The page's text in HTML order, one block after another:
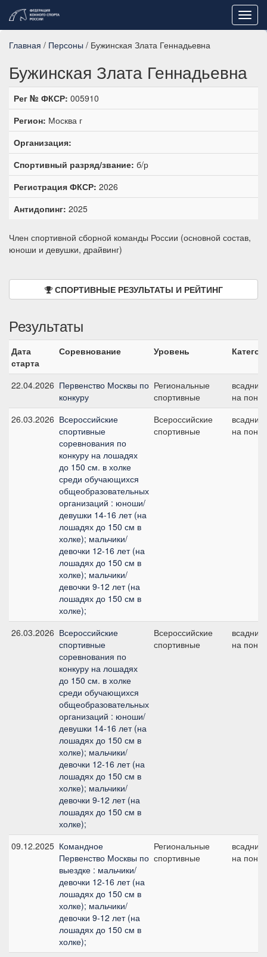
Главная / Персоны / Бужинская Злата Геннадьевна
Бужинская Злата Геннадьевна
Рег № ФКСР: 005910
Регион: Москва г
Организация:
Спортивный разряд/звание: б/р
Регистрация ФКСР: 2026
Антидопинг: 2025
Член спортивной сборной команды России (основной состав,
юноши и девушки, драйвинг)
СПОРТИВНЫЕ РЕЗУЛЬТАТЫ И РЕЙТИНГ
Результаты
Дата
старта
Соревнование Уровень
22.04.2026 Первенство Москвы по
конкуру
Региональные
спортивные
всадники
на пони
26.03.2026 Всероссийские
спортивные
соревнования по
конкуру на лошадях
до 150 см. в холке
среди обучающихся
общеобразовательных
организаций : юноши/
девушки 14-16 лет (на
лошадях до 150 см в
холке); мальчики/
девочки 12-16 лет (на
лошадях до 150 см в
холке); мальчики/
девочки 9-12 лет (на
лошадях до 150 см в
холке);
Всероссийские
спортивные
всадники
на пони
26.03.2026 Всероссийские
спортивные
соревнования по
конкуру на лошадях
до 150 см. в холке
среди обучающихся
общеобразовательных
организаций : юноши/
девушки 14-16 лет (на
лошадях до 150 см в
холке); мальчики/
девочки 12-16 лет (на
лошадях до 150 см в
холке); мальчики/
девочки 9-12 лет (на
лошадях до 150 см в
холке);
Всероссийские
спортивные
всадники
на пони
09.12.2025 Командное
Первенство Москвы по
выездке : мальчики/
девочки 12-16 лет (на
лошадях до 150 см в
холке); мальчики/
девочки 9-12 лет (на
лошадях до 150 см в
холке);
Региональные
спортивные
всадники
на пони